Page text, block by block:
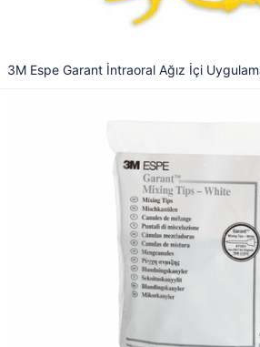
3M Espe Garant İntraoral Ağız İçi